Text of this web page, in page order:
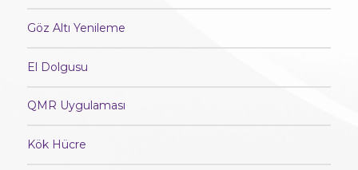
Göz Altı Yenileme
El Dolgusu
QMR Uygulaması
Kök Hücre